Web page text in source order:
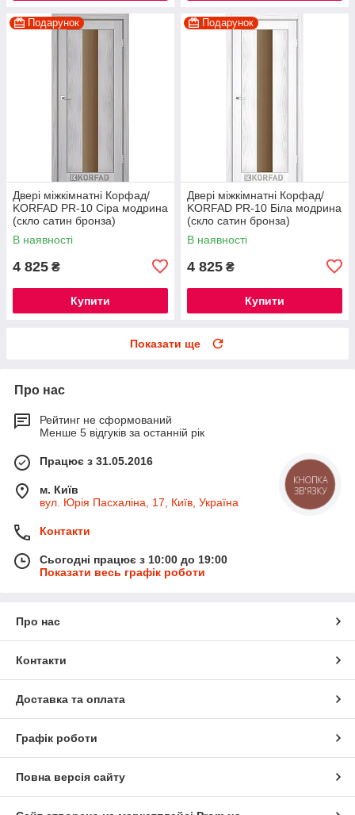
Подарунок
Двері міжкімнатні Корфад/
KORFAD PR-10 Сіра модрина
(скло сатин бронза)
В наявності
4 825 ₴
Купити
Подарунок
Двері міжкімнатні Корфад/
KORFAD PR-10 Біла модрина
(скло сатин бронза)
В наявності
4 825 ₴
Купити
Показати ще
Про нас
Рейтинг не сформований
Менше 5 відгуків за останній рік
Працює з 31.05.2016
м. Київ
вул. Юрія Пасхаліна, 17, Київ, Україна
Контакти
Сьогодні працює з 10:00 до 19:00
Показати весь графік роботи
Про нас
Контакти
Доставка та оплата
Графік роботи
Повна версія сайту
КНОПКА
ЗВ'ЯЗКУ